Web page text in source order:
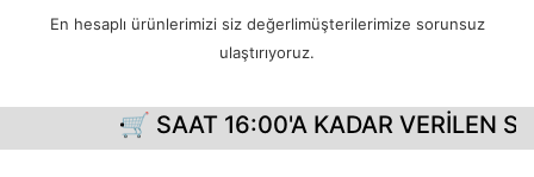
En hesaplı ürünlerimizi siz değerlimüşterilerimize sorunsuz
ulaştırıyoruz.
🛒 SAAT 16:00'A KADAR VERİLEN